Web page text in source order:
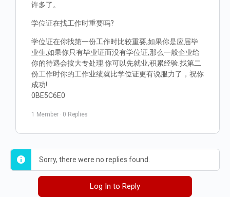
许多了。
学位证在找工作时重要吗?
学位证在你找第一份工作时比较重要,如果你是应届毕
业生,如果你只有毕业证而没有学位证,那么一般企业给
你的待遇会按大专处理.你可以先就业,积累经验.找第二
份工作时你的工作业绩就比学位证更有说服力了，祝你
成功!
0BE5C6E0
1 Member · 0 Replies
Sorry, there were no replies found.
Log In to Reply